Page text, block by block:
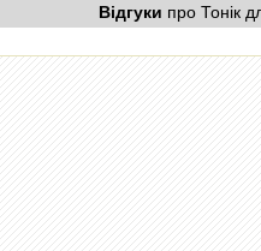
Відгуки про Тонік